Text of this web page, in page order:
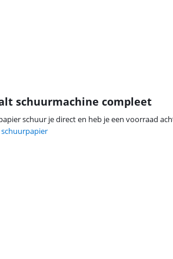
schuurmachine compleet
schuur je direct en heb je een voorraad